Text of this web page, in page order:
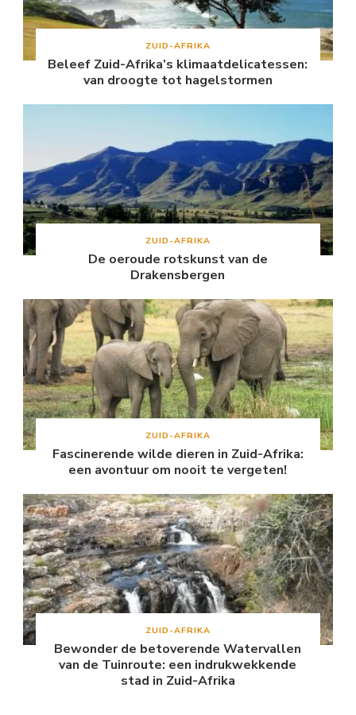
ZUID-AFRIKA
Beleef Zuid-Afrika’s klimaatdelicatessen:
van droogte tot hagelstormen
ZUID-AFRIKA
De oeroude rotskunst van de
Drakensbergen
ZUID-AFRIKA
Fascinerende wilde dieren in Zuid-Afrika:
een avontuur om nooit te vergeten!
ZUID-AFRIKA
Bewonder de betoverende Watervallen
van de Tuinroute: een indrukwekkende
stad in Zuid-Afrika